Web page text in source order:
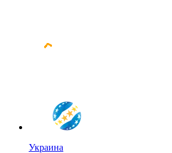
Украина